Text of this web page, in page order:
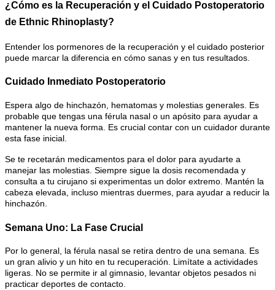
¿Cómo es la Recuperación y el Cuidado Postoperatorio
de Ethnic Rhinoplasty?
Entender los pormenores de la recuperación y el cuidado posterior
puede marcar la diferencia en cómo sanas y en tus resultados.
Cuidado Inmediato Postoperatorio
Espera algo de hinchazón, hematomas y molestias generales. Es
probable que tengas una férula nasal o un apósito para ayudar a
mantener la nueva forma. Es crucial contar con un cuidador durante
esta fase inicial.
Se te recetarán medicamentos para el dolor para ayudarte a
manejar las molestias. Siempre sigue la dosis recomendada y
consulta a tu cirujano si experimentas un dolor extremo. Mantén la
cabeza elevada, incluso mientras duermes, para ayudar a reducir la
hinchazón.
Semana Uno: La Fase Crucial
Por lo general, la férula nasal se retira dentro de una semana. Es
un gran alivio y un hito en tu recuperación. Limítate a actividades
ligeras. No se permite ir al gimnasio, levantar objetos pesados ni
practicar deportes de contacto.